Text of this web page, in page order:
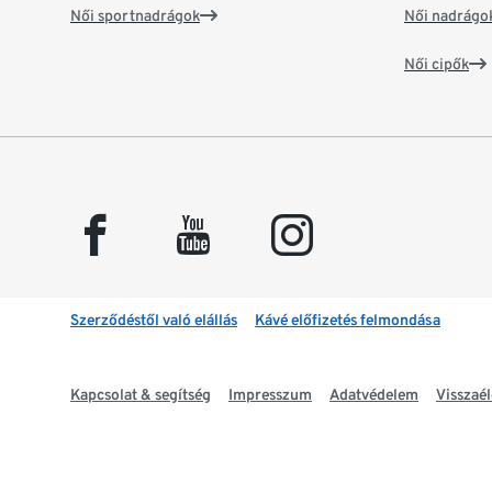
Női sportnadrágok Női
Női cipők
facebook youtube instagram
Szerződéstől való elállás Kávé előfizetés felmondása
Kapcsolat & segítség Impresszum Adatvédelem